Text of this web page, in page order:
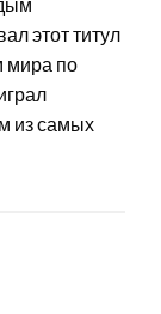
этот титул
мира по
из самых